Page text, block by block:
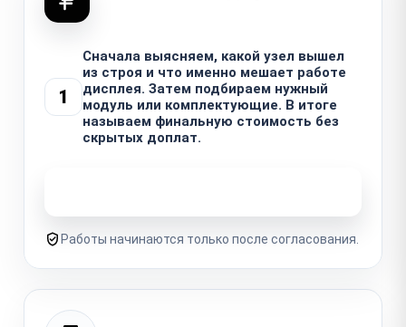
1
Сначала выясняем, какой узел вышел
из строя и что именно мешает работе
дисплея. Затем подбираем нужный
модуль или комплектующие. В итоге
называем финальную стоимость без
скрытых доплат.
Работы начинаются только после согласования.